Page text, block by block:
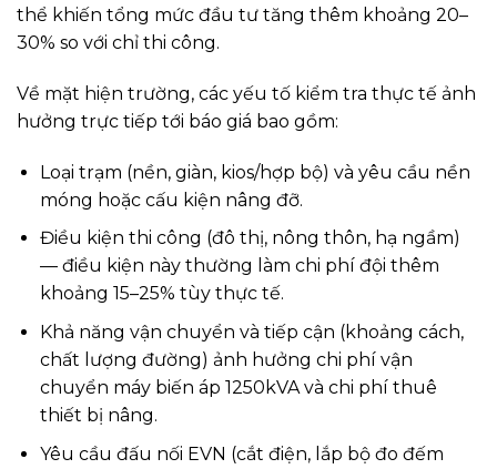
thể khiến tổng mức đầu tư tăng thêm khoảng 20–
30% so với chỉ thi công.
Về mặt hiện trường, các yếu tố kiểm tra thực tế ảnh
hưởng trực tiếp tới báo giá bao gồm:
Loại trạm (nền, giàn, kios/hợp bộ) và yêu cầu nền
móng hoặc cấu kiện nâng đỡ.
Điều kiện thi công (đô thị, nông thôn, hạ ngầm)
— điều kiện này thường làm chi phí đội thêm
khoảng 15–25% tùy thực tế.
Khả năng vận chuyển và tiếp cận (khoảng cách,
chất lượng đường) ảnh hưởng chi phí vận
chuyển máy biến áp 1250kVA và chi phí thuê
thiết bị nâng.
Yêu cầu đấu nối EVN (cắt điện, lắp bộ đo đếm